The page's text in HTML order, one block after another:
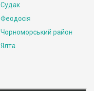
Судак
Феодосія
Чорноморський район
Ялта